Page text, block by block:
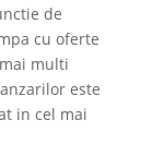
de
cu oferte
multi
este
in cel mai